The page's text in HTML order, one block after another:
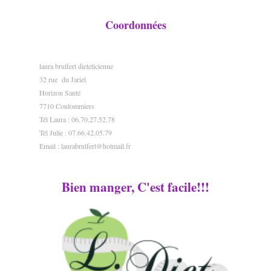
Coordonnées
laura brulfert dieteticienne
32 rue du Jariel
Horizon Santé
7710 Coulommiers
Tél Laura : 06.70.27.52.78
Tél Julie : 07.66.42.05.79
Email : laurabrulfert@hotmail.fr
Bien manger, C'est facile!!!